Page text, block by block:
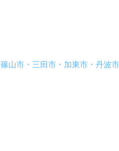
篠山市・三田市・加東市・丹波市